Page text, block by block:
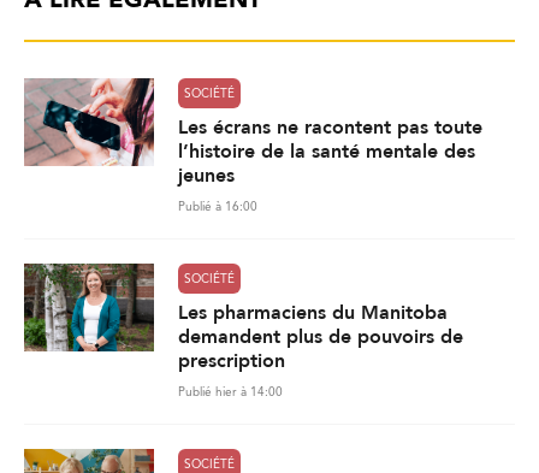
SOCIÉTÉ
Les écrans ne racontent pas toute
l’histoire de la santé mentale des
jeunes
Publié à 16:00
SOCIÉTÉ
Les pharmaciens du Manitoba
demandent plus de pouvoirs de
prescription
Publié hier à 14:00
SOCIÉTÉ